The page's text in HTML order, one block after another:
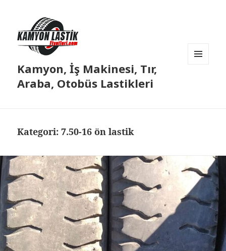
Kamyon, İş Makinesi, Tır,
Araba, Otobüs Lastikleri
Kategori:7.50-16 ön lastik